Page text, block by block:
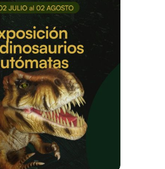
de
Dinosaurios
Autómatas